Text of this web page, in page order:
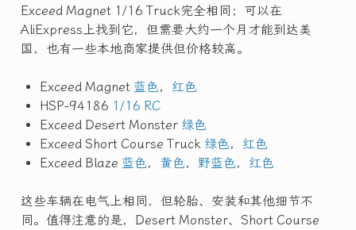
Exceed Magnet 1/16 Truck完全相同；可以在
AliExpress上找到它，但需要大约一个月才能到达美
国，也有一些本地商家提供但价格较高。
Exceed Magnet 蓝色， 红色
HSP-94186 1/16 RC
Exceed Desert Monster 绿色
Exceed Short Course Truck 绿色， 红色
Exceed Blaze 蓝色， 黄色， 野蓝色， 红色
这些车辆在电气上相同，但轮胎、安装和其他细节不
同。值得注意的是，Desert Monster、Short Course